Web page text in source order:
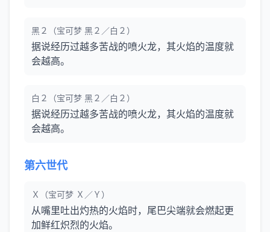
黑２（宝可梦 黑２／白２）
据说经历过越多苦战的喷火龙，其火焰的温度就
会越高。
白２（宝可梦 黑２／白２）
据说经历过越多苦战的喷火龙，其火焰的温度就
会越高。
第六世代
Ｘ（宝可梦 Ｘ／Ｙ）
从嘴里吐出灼热的火焰时，尾巴尖端就会燃起更
加鲜红炽烈的火焰。